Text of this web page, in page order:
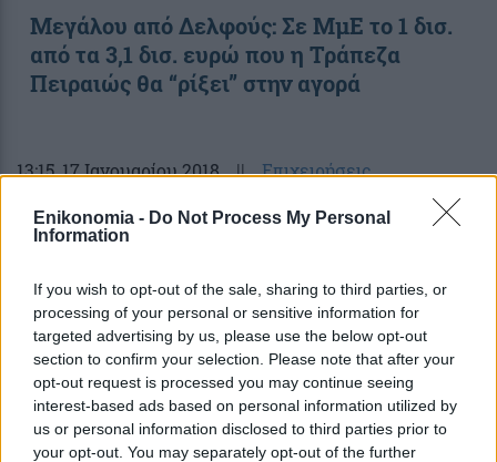
Enikonomia - Do Not Process My Personal
Information
If you wish to opt-out of the sale, sharing to third parties, or
processing of your personal or sensitive information for
targeted advertising by us, please use the below opt-out
section to confirm your selection. Please note that after your
opt-out request is processed you may continue seeing
interest-based ads based on personal information utilized by
us or personal information disclosed to third parties prior to
your opt-out. You may separately opt-out of the further
Μεγάλου από Δελφούς: Σε ΜμΕ το 1 δισ.
από τα 3,1 δισ. ευρώ που η Τράπεζα
Πειραιώς θα “ρίξει” στην αγορά
13:15, 17 Ιανουαρίου 2018 || Επιχειρήσεις